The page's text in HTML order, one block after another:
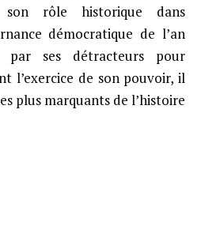
rôle historique dans
démocratique de l’an
par ses détracteurs pour
l’exercice de son pouvoir, il
plus marquants de l’histoire